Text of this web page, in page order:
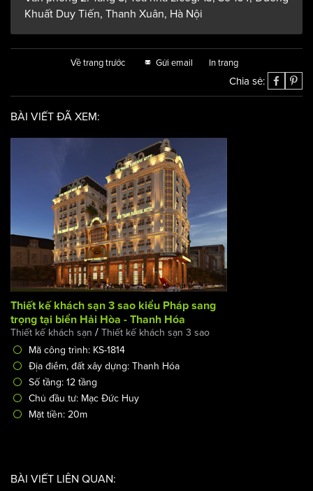
Văn phòng 2: Tầng 8, Tòa nhà Licogi 13, Số 164, Đường
In trang
Chia sẻ:
Thiết kế khách sạn 3 sao kiểu Pháp sang trọng tại biển
Hải Hòa - Thanh Hóa
Thiết kế khách sạn/ Thiết kế khách sạn 3 sao
Mã công trình: KS-1814
Mặt tiền: 20m